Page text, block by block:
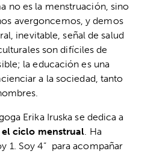
no es la menstruación, sino
avergoncemos, y demos
inevitable, señal de salud
son difíciles de
la educación es una
a la sociedad, tanto
Erika Iruska se dedica a
el ciclo menstrual. Ha
1. Soy 4” para acompañar